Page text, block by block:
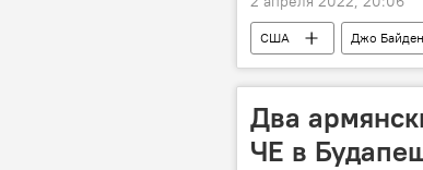
США Джо Байден
Два
ЧЕ в